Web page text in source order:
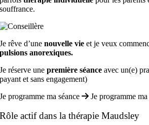
souffrance.
Je rêve d’unenouvelle vie et je veux
pulsions anorexiques.
Je réserve unepremière séance avec un(e)
payant et sans engagement)
Je programme ma séance
Je programme
Rôle actif dans la thérapie Maudsley